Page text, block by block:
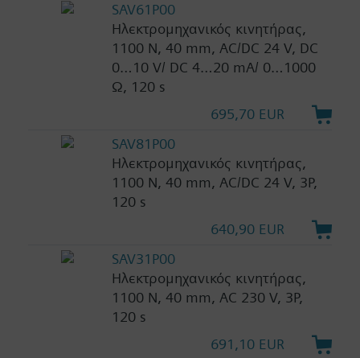
SAV61P00
Ηλεκτρομηχανικός κινητήρας,
1100 N, 40 mm, AC/DC 24 V, DC
0…10 V/ DC 4…20 mA/ 0…1000
Ω, 120 s
695,70 EUR
SAV81P00
Ηλεκτρομηχανικός κινητήρας,
1100 N, 40 mm, AC/DC 24 V, 3P,
120 s
640,90 EUR
SAV31P00
Ηλεκτρομηχανικός κινητήρας,
1100 N, 40 mm, AC 230 V, 3P,
120 s
691,10 EUR